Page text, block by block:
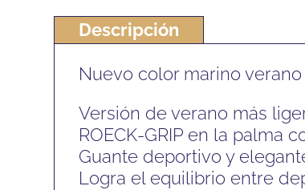
Descripción
Nuevo color marino verano
Versión de verano más
ROECK-GRIP en la palma
Guante deportivo y
Logra el equilibrio entre